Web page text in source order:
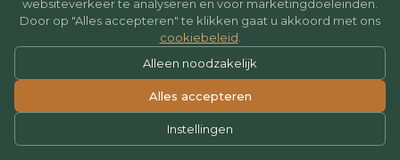
websiteverkeer te analyseren en voor marketingdoeleinden.
Door op "Alles accepteren" te klikken gaat u akkoord met ons
cookiebeleid
Alleen noodzakelijk
Alles accepteren
Instellingen